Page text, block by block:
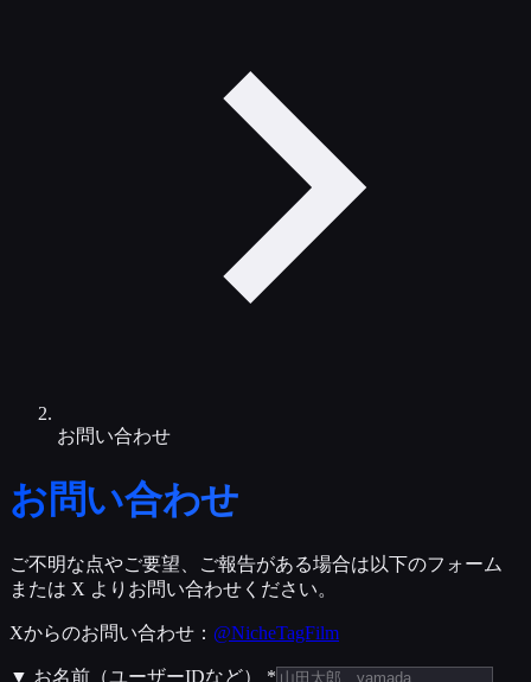
お問い合わせ
お問い合わせ
ご不明な点やご要望、ご報告がある場合は以下のフォーム
または X よりお問い合わせください。
Xからのお問い合わせ： @NicheTagFilm
▼ お名前（ユーザーIDなど） *